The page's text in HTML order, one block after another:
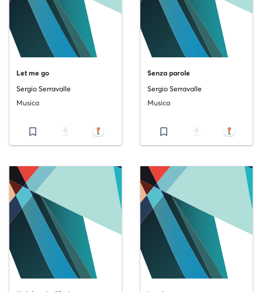
Let me go
Sergio Serravalle
Musica
bookmark_border
Senza parole
Sergio Serravalle
Musica
bookmark_border